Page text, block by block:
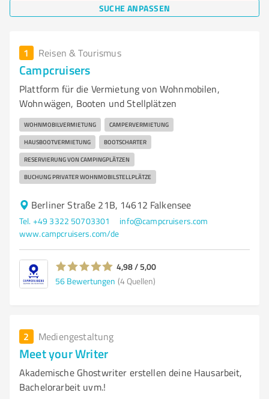
SUCHE ANPASSEN
1 Reisen & Tourismus
Campcruisers
Plattform für die Vermietung von Wohnmobilen,
Wohnwägen, Booten und Stellplätzen
WOHNMOBILVERMIETUNG CAMPERVERMIETUNG
HAUSBOOTVERMIETUNG BOOTSCHARTER
RESERVIERUNG VON CAMPINGPLÄTZEN
BUCHUNG PRIVATER WOHNMOBILSTELLPLÄTZE
Berliner Straße 21B, 14612 Falkensee
Tel. +49 3322 50703301
info@campcruisers.com
www.campcruisers.com/de
4,98 / 5,00
56 Bewertungen (4 Quellen)
2 Mediengestaltung
Meet your Writer
Akademische Ghostwriter erstellen deine Hausarbeit,
Bachelorarbeit uvm.!